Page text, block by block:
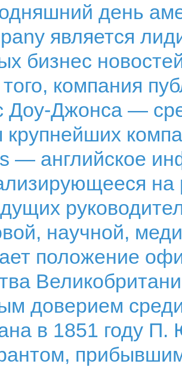
день
является
бизнес
компания
Доу-Джонса —
крупнейших
— английское
научной,
положение
доверием
в 1851 году